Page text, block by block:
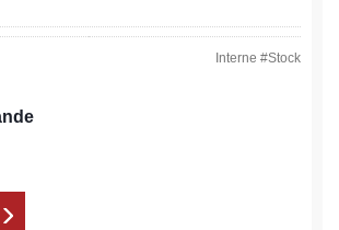
Interne #Stock